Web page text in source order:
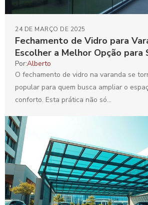
Fechamento de Vidro para
Escolher a Melhor Opção para
24 DE MARÇO DE 2025
Por:Alberto
O fechamento de vidro na varanda se
popular para quem busca ampliar o
conforto. Esta prática não só...